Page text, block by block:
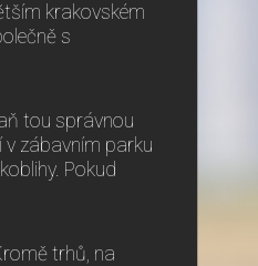
krakovském
s
tou správnou
v zábavním parku
Pokud
trhů, na